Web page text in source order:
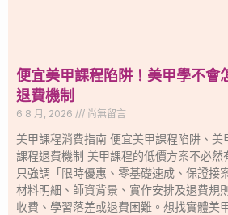
便宜美甲課程陷阱！美甲學不會
退費機制
6 8 月, 2026 尚無留言
美甲課程消費指南 便宜美甲課程陷阱、美
課程退費機制 美甲課程的低價方案不必然
只強調「限時優惠、零基礎速成、保證接
材料明細、師資背景、實作安排及退費規
收費、學習落差或退費困難。想找實體美